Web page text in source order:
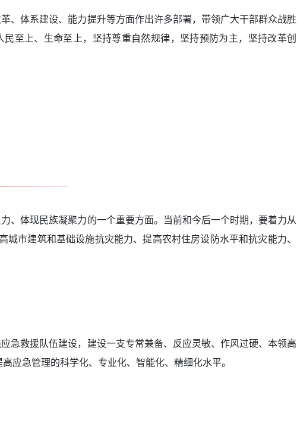
体系建设、能力提升等方面作出许多部署，带领广大干部群众战胜
至上、生命至上，坚持尊重自然规律，坚持预防为主，坚持改革创
体现民族凝聚力的一个重要方面。当前和今后一个时期，要着力从
市建筑和基础设施抗灾能力、提高农村住房设防水平和抗灾能力、
救援队伍建设，建设一支专常兼备、反应灵敏、作风过硬、本领高
应急管理的科学化、专业化、智能化、精细化水平。